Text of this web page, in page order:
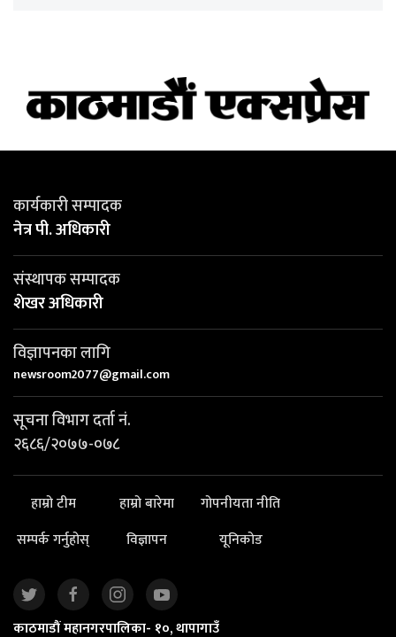
कार्यकारी सम्पादक
नेत्र पी. अधिकारी
संस्थापक सम्पादक
शेखर अधिकारी
विज्ञापनका लागि
newsroom2077@gmail.com
सूचना विभाग दर्ता नं.
२६८६/२०७७-०७८
हाम्रो टीम हाम्रो बारेमा
गोपनीयता नीति
सम्पर्क गर्नुहोस्
विज्ञापन यूनिकोड
काठमाडौं महानगरपालिका- १०, थापागाउँ